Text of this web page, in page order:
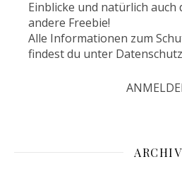
Einblicke und natürlich auch
andere Freebie!
Alle Informationen zum
findest du unter Datenschutz
ARCHIV